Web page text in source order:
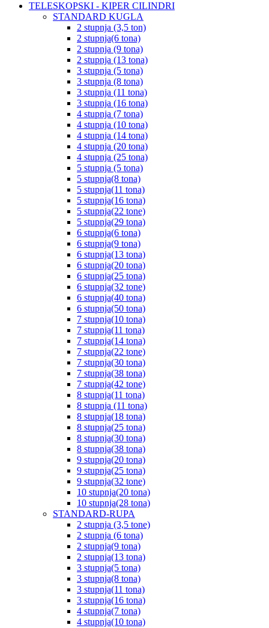
TELESKOPSKI - KIPER CILINDRI
STANDARD KUGLA
2 stupnja (3,5 ton)
2 stupnja(6 tona)
2 stupnja (9 tona)
2 stupnja (13 tona)
3 stupnja (5 tona)
3 stupnja (8 tona)
3 stupnja (11 tona)
3 stupnja (16 tona)
4 stupnja (7 tona)
4 stupnja (10 tona)
4 stupnja (14 tona)
4 stupnja (20 tona)
4 stupnja (25 tona)
5 stupnja (5 tona)
5 stupnja(8 tona)
5 stupnja(11 tona)
5 stupnja(16 tona)
5 stupnja(22 tone)
5 stupnja(29 tona)
6 stupnja(6 tona)
6 stupnja(9 tona)
6 stupnja(13 tona)
6 stupnja(20 tona)
6 stupnja(25 tona)
6 stupnja(32 tone)
6 stupnja(40 tona)
6 stupnja(50 tona)
7 stupnja(10 tona)
7 stupnja(11 tona)
7 stupnja(14 tona)
7 stupnja(22 tone)
7 stupnja(30 tona)
7 stupnja(38 tona)
7 stupnja(42 tone)
8 stupnja(11 tona)
8 stupnja (11 tona)
8 stupnja(18 tona)
8 stupnja(25 tona)
8 stupnja(30 tona)
8 stupnja(38 tona)
9 stupnja(20 tona)
9 stupnja(25 tona)
9 stupnja(32 tone)
10 stupnja(20 tona)
10 stupnja(28 tona)
STANDARD-RUPA
2 stupnja (3,5 tone)
2 stupnja (6 tona)
2 stupnja(9 tona)
2 stupnja(13 tona)
3 stupnja(5 tona)
3 stupnja(8 tona)
3 stupnja(11 tona)
3 stupnja(16 tona)
4 stupnja(7 tona)
4 stupnja(10 tona)